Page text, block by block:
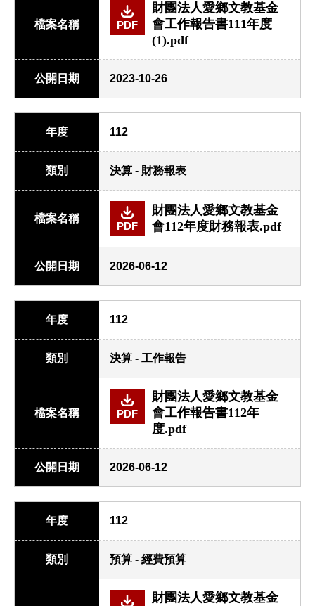
檔案名稱 PDF
財團法人愛鄉文教基金
會工作報告書111年度
(1).pdf
公開日期 2023-10-26
年度 112
類別 決算 - 財務報表
檔案名稱
PDF
財團法人愛鄉文教基金
會112年度財務報表.pdf
公開日期 2026-06-12
年度 112
類別 決算 - 工作報告
檔案名稱 PDF
財團法人愛鄉文教基金
會工作報告書112年
度.pdf
公開日期 2026-06-12
年度 112
類別 預算 - 經費預算
財團法人愛鄉文教基金